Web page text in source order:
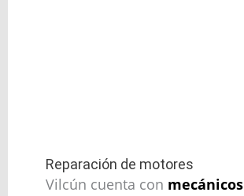
Reparación de motores
Vilcún cuenta con mecánicos